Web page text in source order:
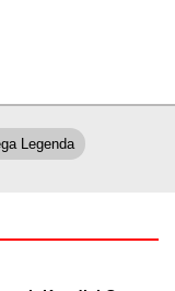
Legenda